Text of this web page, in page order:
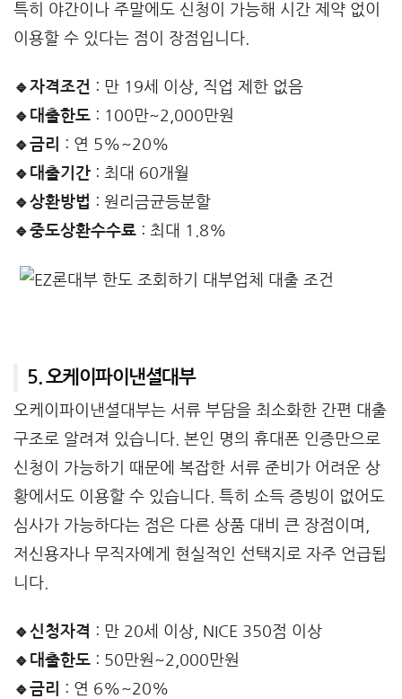
특히 야간이나 주말에도 신청이 가능해 시간 제약 없이
이용할 수 있다는 점이 장점입니다.
🔹자격조건 : 만 19세 이상, 직업 제한 없음
🔹대출한도 : 100만~2,000만원
🔹금리
: 연 5%~20%
🔹대출기간 : 최대 60개월
🔹상환방법 : 원리금균등분할
🔹중도상환수수료 : 최대 1.8%
5. 오케이파이낸셜대부
오케이파이낸셜대부는 서류 부담을 최소화한 간편 대출
구조로 알려져 있습니다. 본인 명의 휴대폰 인증만으로
신청이 가능하기 때문에 복잡한 서류 준비가 어려운 상
황에서도 이용할 수 있습니다. 특히 소득 증빙이 없어도
심사가 가능하다는 점은 다른 상품 대비 큰 장점이며,
저신용자나 무직자에게 현실적인 선택지로 자주 언급됩
니다.
🔹신청자격 : 만 20세 이상, NICE 350점 이상
🔹대출한도 : 50만원~2,000만원
🔹금리
: 연 6%~20%